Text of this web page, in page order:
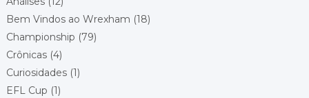
Championship - Round 11
Wrexham
Preston North End
Local: Racecourse Ground
Bem Vindos ao Wrexham (18)
Championship (79)
Crônicas (4)
Curiosidades (1)
EFL Cup (1)